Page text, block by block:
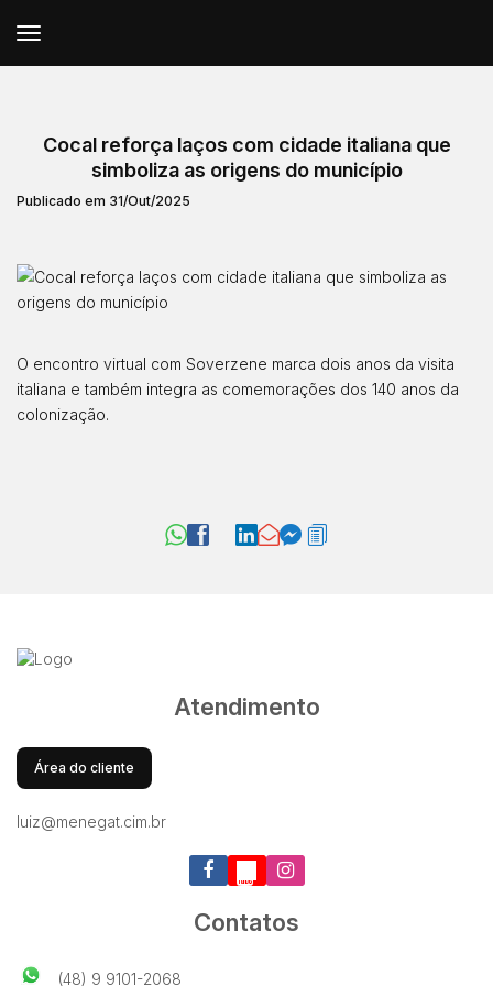
Cocal reforça laços com cidade italiana que
simboliza as origens do município
Publicado em 31/Out/2025
O encontro virtual com Soverzene marca dois anos da visita
italiana e também integra as comemorações dos 140 anos da
colonização.
Atendimento
Área do cliente
luiz@menegat.cim.br
Contatos
(48) 9 9101-2068